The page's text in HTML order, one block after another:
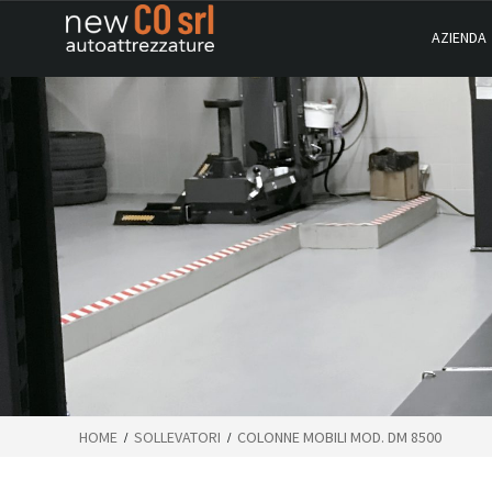
AZIENDA
HOME SOLLEVATORI COLONNE MOBILI MOD. DM 8500